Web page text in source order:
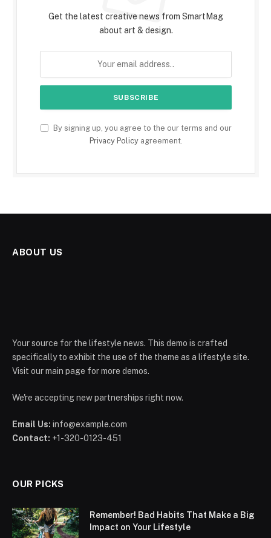
Get the latest creative news from SmartMag
about art & design.
By signing up, you agree to the our terms and our
Privacy Policyagreement.
ABOUT US
Your source for the lifestyle news. This demo is crafted
specifically to exhibit the use of the theme as a lifestyle site.
Visit our main page for more demos.
We're accepting new partnerships right now.
Email Us: info@example.com
Contact: +1-320-0123-451
OUR PICKS
Remember! Bad Habits That Make a Big
Impact on Your Lifestyle